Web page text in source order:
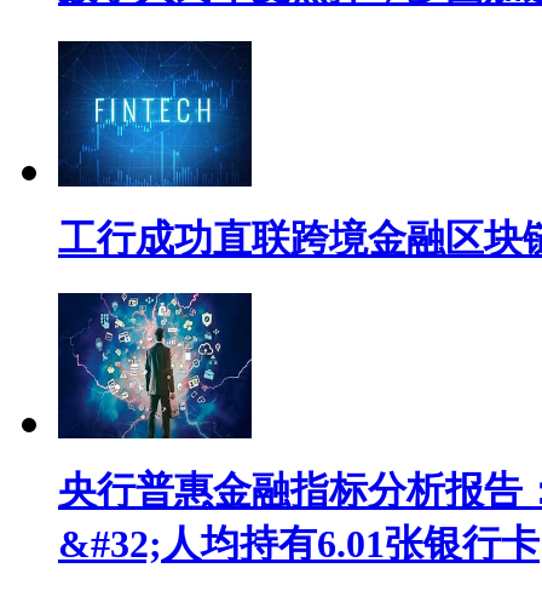
工行成功直联跨境金融区块
央行普惠金融指标分析报告
&#32;人均持有6.01张银行卡